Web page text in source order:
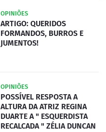
OPINIÕES
ARTIGO: QUERIDOS
FORMANDOS, BURROS E
JUMENTOS!
OPINIÕES
POSSÍVEL RESPOSTA A
ALTURA DA ATRIZ REGINA
DUARTE A " ESQUERDISTA
RECALCADA " ZÉLIA DUNCAN